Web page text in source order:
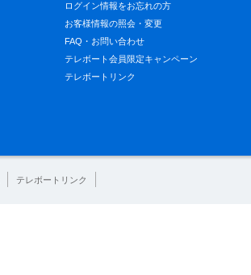
ログイン情報をお忘れの方
お客様情報の照会・変更
FAQ・お問い合わせ
テレボート会員限定キャンペーン
テレボートリンク
テレボートリンク